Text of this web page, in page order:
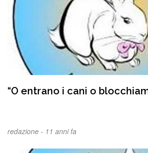
“O entrano i cani o
redazione - 11 anni fa